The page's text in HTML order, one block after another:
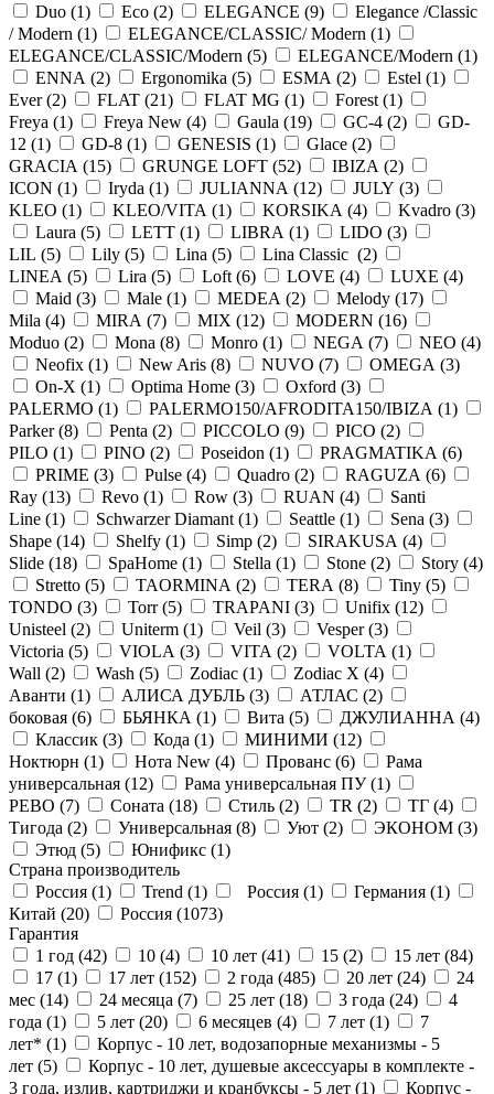
Duo (1) Eco (2) ELEGANCE (9)
Elegance /Classic
/ Modern (1) ELEGANCE/CLASSIC/ Modern (1)
ELEGANCE/CLASSIC/Modern (5) ELEGANCE/Modern (1)
ENNA (2) Ergonomika (5) ESMA (2) Estel (1)
Ever (2) FLAT (21) FLAT MG (1) Forest (1)
Freya (1) Freya New (4) Gaula (19) GC-4 (2)
GD-
12 (1) GD-8 (1) GENESIS (1) Glace (2)
GRACIA (15) GRUNGE LOFT (52) IBIZA (2)
ICON (1) Iryda (1) JULIANNA (12) JULY (3)
KLEO (1) KLEO/VITA (1) KORSIKA (4) Kvadro (3)
Laura (5) LETT (1) LIBRA (1) LIDO (3)
LIL (5) Lily (5) Lina (5) Lina Classic (2)
LINEA (5) Lira (5) Loft (6) LOVE (4) LUXE (4)
Maid (3) Male (1) MEDEA (2) Melody (17)
Mila (4) MIRA (7) MIX (12) MODERN (16)
Moduo (2) Mona (8) Monro (1) NEGA (7) NEO (4)
Neofix (1) New Aris (8) NUVO (7) OMEGA (3)
On-X (1) Optima Home (3) Oxford (3)
PALERMO (1) PALERMO150/AFRODITA150/IBIZA (1)
Parker (8) Penta (2) PICCOLO (9) PICO (2)
PILO (1) PINO (2) Poseidon (1) PRAGMATIKA (6)
PRIME (3) Pulse (4) Quadro (2) RAGUZA (6)
Ray (13) Revo (1) Row (3) RUAN (4)
Santi
Line (1) Schwarzer Diamant (1) Seattle (1) Sena (3)
Shape (14) Shelfy (1) Simp (2) SIRAKUSA (4)
Slide (18) SpaHome (1) Stella (1) Stone (2) Story (4)
Stretto (5) TAORMINA (2) TERA (8) Tiny (5)
TONDO (3) Torr (5) TRAPANI (3) Unifix (12)
Unisteel (2) Uniterm (1) Veil (3) Vesper (3)
Victoria (5) VIOLA (3) VITA (2) VOLTA (1)
Wall (2) Wash (5) Zodiac (1) Zodiac X (4)
Аванти (1) АЛИСА ДУБЛЬ (3) АТЛАС (2)
боковая (6) БЬЯНКА (1) Вита (5) ДЖУЛИАННА (4)
Классик (3) Кода (1) МИНИМИ (12)
Ноктюрн (1) Нота New (4) Прованс (6)
Рама
универсальная (12) Рама универсальная ПУ (1)
РЕВО (7) Соната (18) Стиль (2) ТR (2) ТГ (4)
Тигода (2) Универсальная (8) Уют (2) ЭКОНОМ (3)
Этюд (5) Юнификс (1)
Страна производитель
Россия (1) Trend (1) Россия (1) Германия (1)
Китай (20) Россия (1073)
Гарантия
1 год (42) 10 (4) 10 лет (41) 15 (2) 15 лет (84)
17 (1) 17 лет (152) 2 года (485) 20 лет (24)
24
мес (14) 24 месяца (7) 25 лет (18) 3 года (24)
4
года (1) 5 лет (20) 6 месяцев (4) 7 лет (1)
7
лет* (1)
Корпус - 10 лет, водозапорные механизмы - 5
лет (5)
Корпус - 10 лет, душевые аксессуары в комплекте -
3 года, излив, картриджи и кранбуксы - 5 лет (1) Корпус -